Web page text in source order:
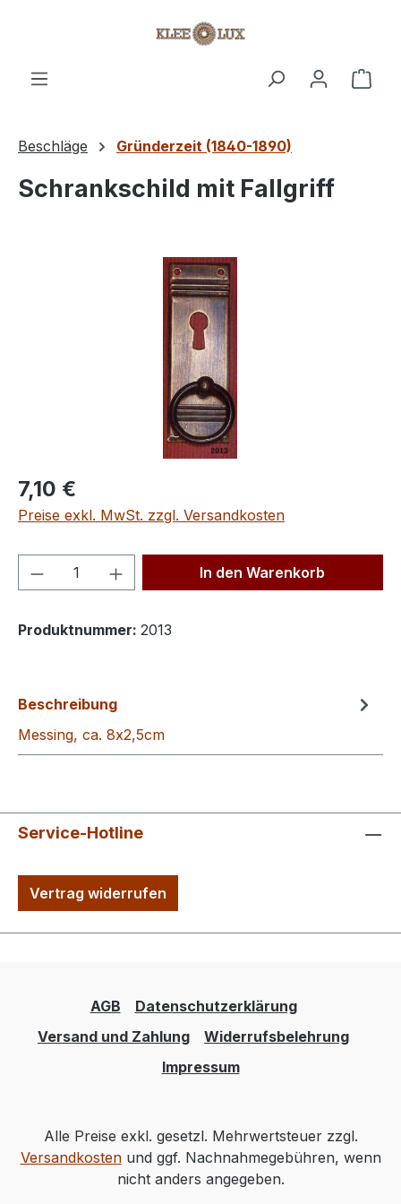
Beschläge Gründerzeit (1840-1890)
Schrankschild mit Fallgriff
Regulärer Preis:
7,10 €
Preise exkl. MwSt. zzgl. Versandkosten
Produkt Anzahl: Gib denIn den Warenkorb
Produktnummer: 2013
Beschreibung
Messing, ca. 8x2,5cm
Service-Hotline
Vertrag widerrufen
AGB
Datenschutzerklärung
Versand und Zahlung
Widerrufsbelehrung
Impressum
Alle Preise exkl. gesetzl. Mehrwertsteuer zzgl.
Versandkostenund ggf. Nachnahmegebühren, wenn
nicht anders angegeben.